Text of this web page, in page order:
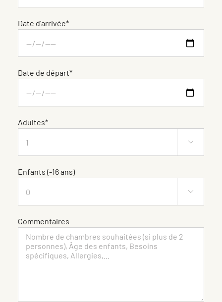
Date d'arrivée*
Date de départ*
Adultes*

Enfants (-16 ans)

Commentaires